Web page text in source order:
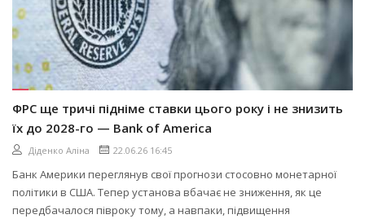
ФРС ще тричі підніме ставки цього року і не знизить
їх до 2028-го — Bank of America
Діденко Аліна 22.06.26 16:45
Банк Америки переглянув свої прогнози стосовно монетарної
політики в США. Тепер установа вбачає не зниження, як це
передбачалося півроку тому, а навпаки, підвищення